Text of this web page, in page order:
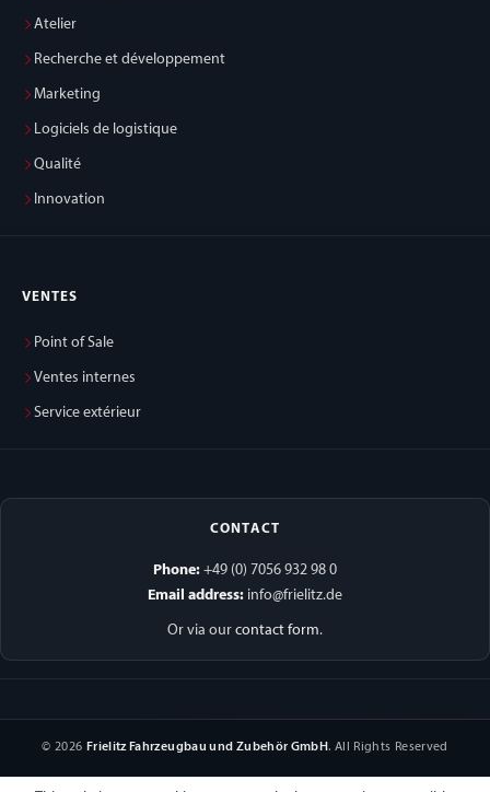
Atelier
Recherche et développement
Marketing
Logiciels de logistique
Qualité
Innovation
VENTES
Point of Sale
Ventes internes
Service extérieur
CONTACT
Phone: +49 (0) 7056 932 98 0
Email address: info@frielitz.de
Or via our contact form.
© 2026 Frielitz Fahrzeugbau und Zubehör GmbH. All Rights Reserved